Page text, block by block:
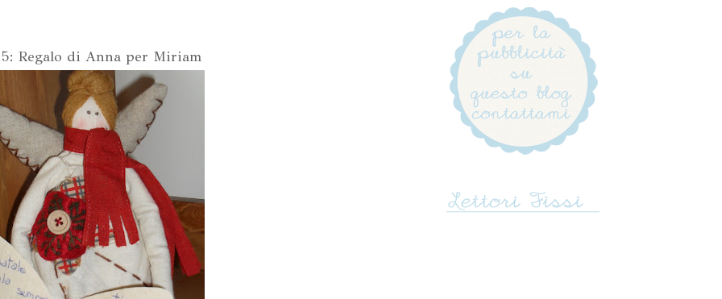
Regalo di Anna per Miriam